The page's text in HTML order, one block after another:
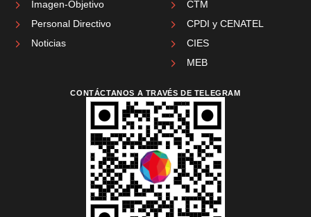
Imagen-Objetivo
Personal Directivo
Noticias
CTM
CPDI y CENATEL
CIES
MEB
CONTÁCTANOS A TRAVÉS DE TELEGRAM